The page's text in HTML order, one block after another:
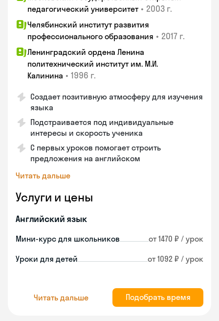
педагогический университет • 2003 г.
Челябинский институт развития
профессионального образования • 2017 г.
Ленинградский ордена Ленина
политехнический институт им. М.И.
Калинина • 1996 г.
Создает позитивную атмосферу для изучения
языка
Подстраивается под индивидуальные
интересы и скорость ученика
С первых уроков помогает строить
предложения на английском
Читать дальше
Услуги и цены
Английский язык
Мини-курс для школьников от 1470 ₽ / урок
Уроки для детей от 1092 ₽ / урок
Читать дальше Подобрать время